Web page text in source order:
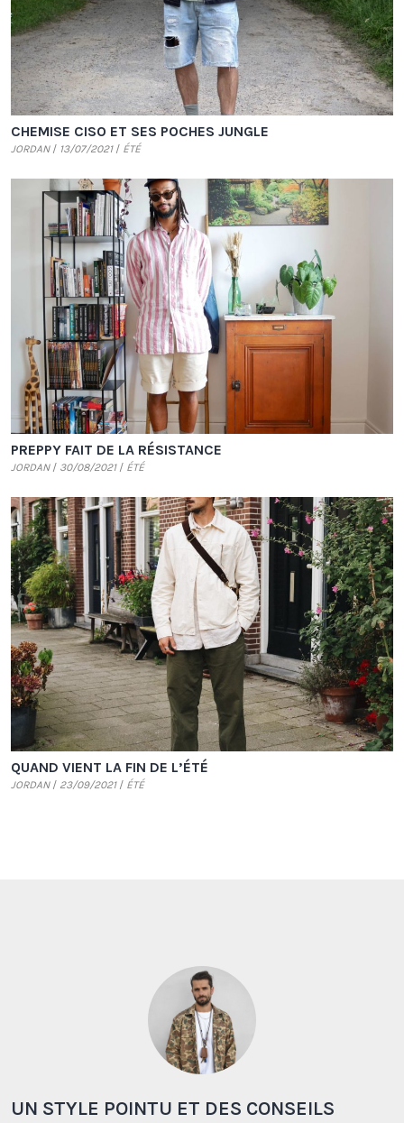
CHEMISE CISO ET SES POCHES JUNGLE
JORDAN 13/07/2021 ÉTÉ
PREPPY FAIT DE LA RÉSISTANCE
JORDAN 30/08/2021 ÉTÉ
QUAND VIENT LA FIN DE L’ÉTÉ
JORDAN 23/09/2021 ÉTÉ
UN STYLE POINTU ET DES CONSEILS